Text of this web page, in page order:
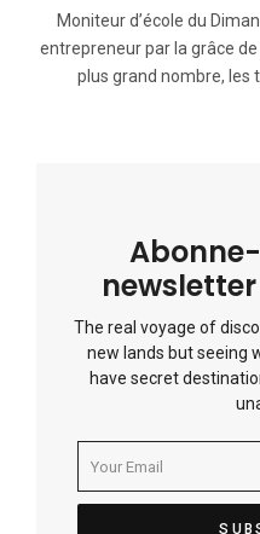
Moniteur d’école du
entrepreneur par la grâce
plus grand nombre, les
The real voyage of
new lands but seeing
have secret